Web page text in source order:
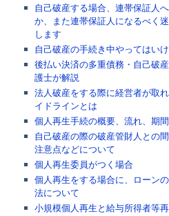
自己破産する場合、連帯保証人
か、また連帯保証人になるべく
します
自己破産の手続き中やってはい
後払い決済の多重債務・自己破
護士が解説
法人破産をする際に経営者が取
イドラインとは
個人再生手続の概要、流れ、期
自己破産の際の破産管財人との
注意点などについて
個人再生委員がつく場合
個人再生をする場合に、ローン
法について
小規模個人再生と給与所得者等